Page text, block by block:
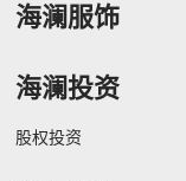
海澜服饰
海澜投资
股权投资